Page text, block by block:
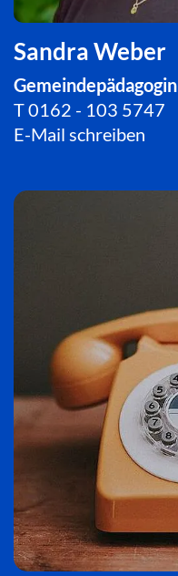
Sandra Weber
Gemeindepädagogin
T0162 - 103 5747
E-Mail schreiben